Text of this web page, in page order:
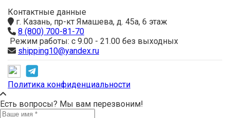
Контактные данные
г. Казань, пр-кт Ямашева, д. 45а, 6 этаж
8 (800) 700-81-70
Режим работы: с 9.00 - 21.00 без выходных
shipping10@yandex.ru
Политика конфиденциальности
Есть вопросы? Мы вам перезвоним!